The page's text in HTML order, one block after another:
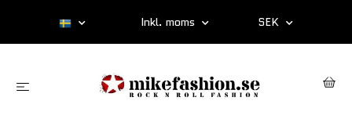
Inkl. moms SEK